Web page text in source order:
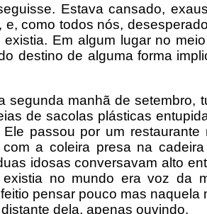
Estava cansado,
como todos nós,
Em algum lugar no
destino de alguma forma
manhã de setembro,
de sacolas plásticas
passou por um restaurante
a coleira presa na
idosas conversavam alto
no mundo era voz da
pensar pouco mas naquela
dela, apenas ouvindo.